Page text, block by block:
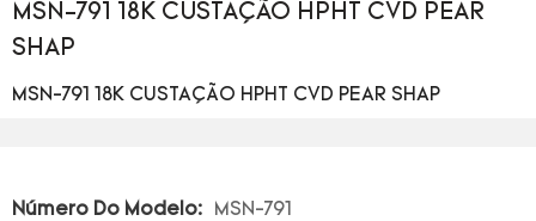
MSN-791 18K CUSTAÇÃO HPHT CVD PEAR
SHAP
MSN-791 18K CUSTAÇÃO HPHT CVD PEAR SHAP
Número Do Modelo: MSN-791